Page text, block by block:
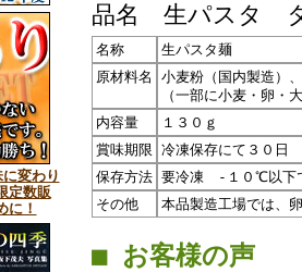
に変わり
定数販
に！
品名 生パスタ
名称
生パスタ麺
原材料名
小麦粉（国内製造）
（一部に小麦・卵・
内容量
１３０ｇ
賞味期限 冷凍保存にて３０日
保存方法 要冷凍 -１０℃以下
その他
本品製造工場では、
■ お客様の声